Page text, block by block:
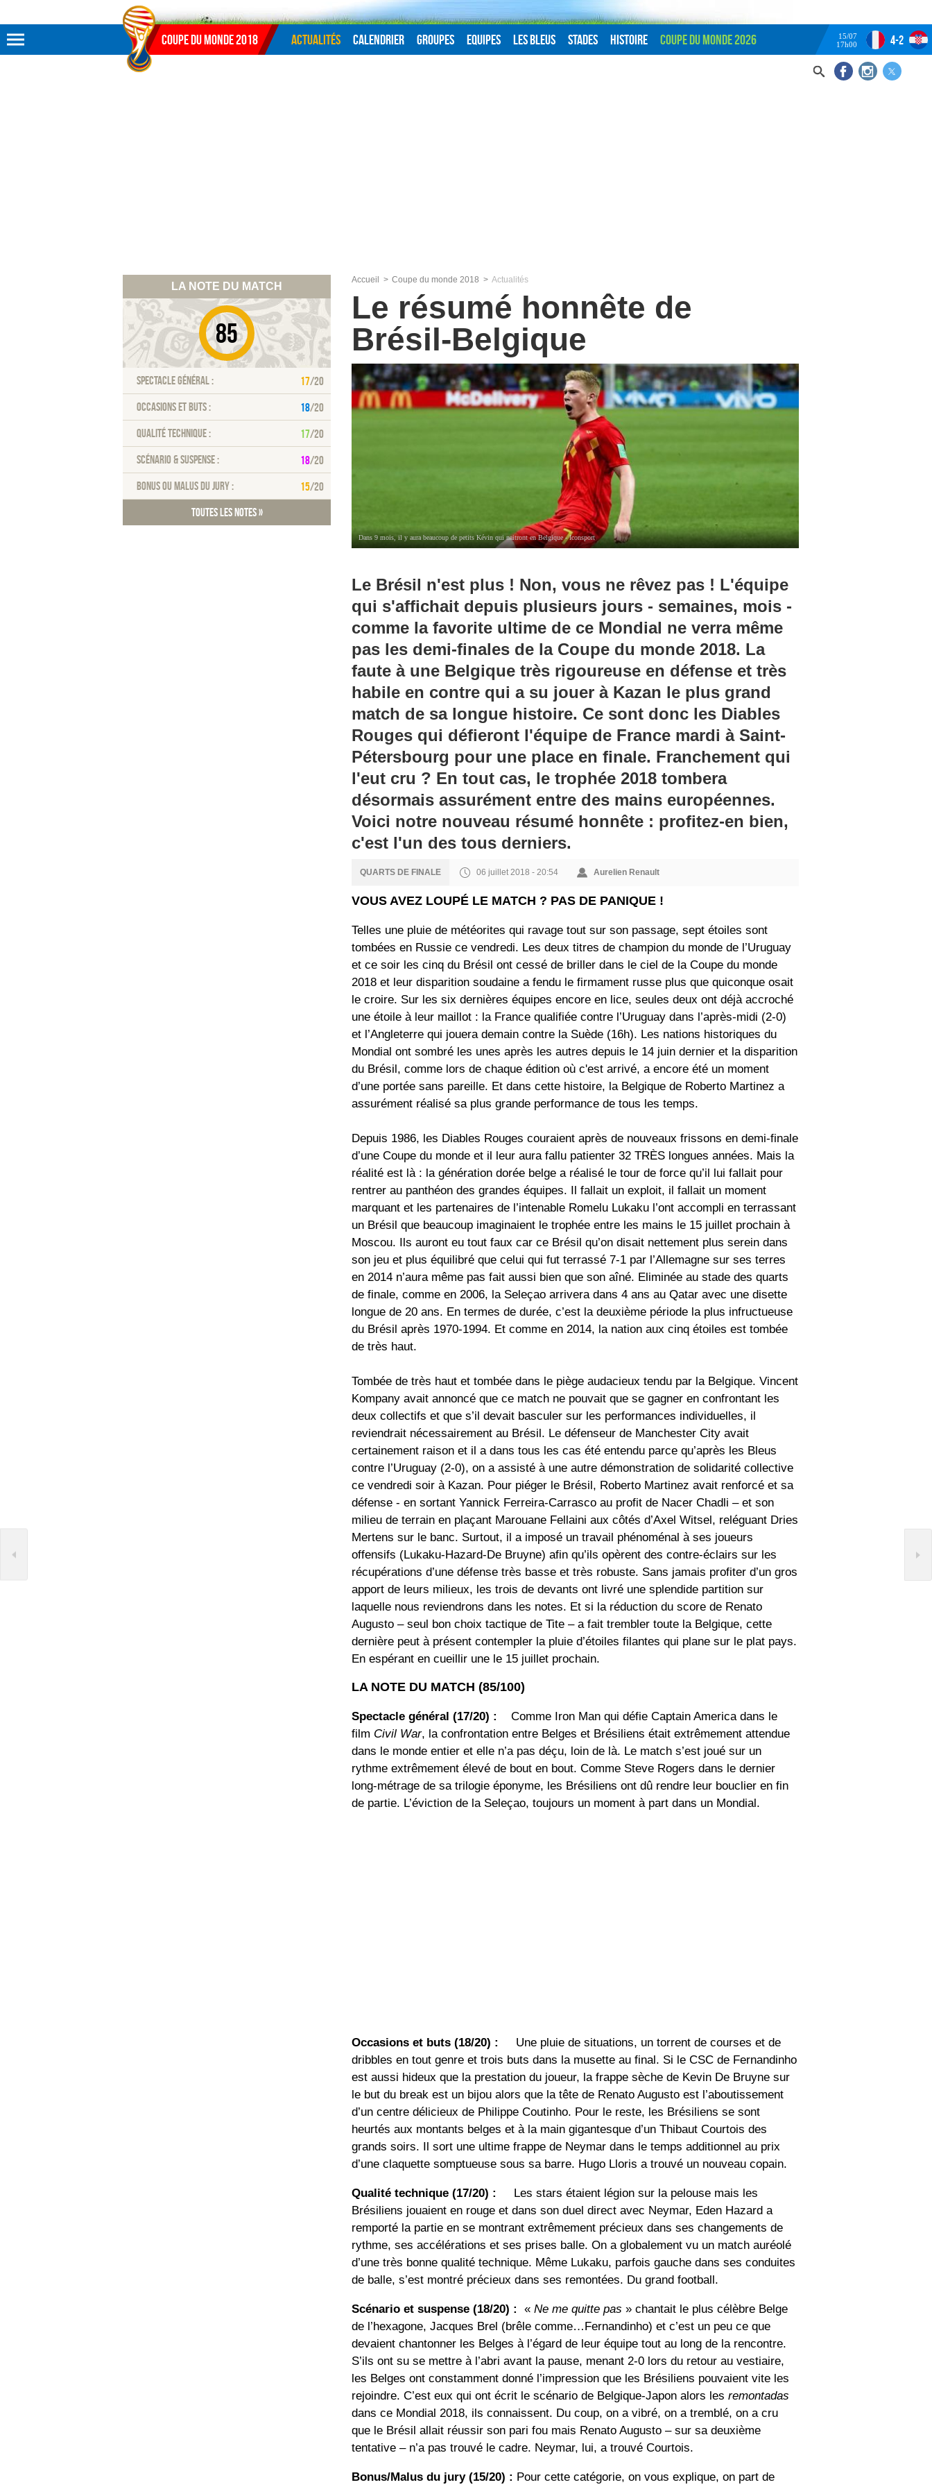
Aller au menu
Coupe du monde 2018 Actualités Calendrier Groupes Equipes Les Bleus Stades Histoire Coupe du monde 2026
15/07
17h00
4-2
LA NOTE DU MATCH
85
Spectacle général : 17/20
Occasions et buts : 18/20
Qualité technique : 17/20
Scénario & Suspense : 18/20
Bonus ou malus du jury : 15/20
Toutes les notes »
Accueil Coupe du monde 2018 Actualités
Le résumé honnête de
Brésil-Belgique
Dans 9 mois, il y aura beaucoup de petits Kévin qui naitront en Belgique - Iconsport
Le Brésil n'est plus ! Non, vous ne rêvez pas ! L'équipe
qui s'affichait depuis plusieurs jours - semaines, mois -
comme la favorite ultime de ce Mondial ne verra même
pas les demi-finales de la Coupe du monde 2018. La
faute à une Belgique très rigoureuse en défense et très
habile en contre qui a su jouer à Kazan le plus grand
match de sa longue histoire. Ce sont donc les Diables
Rouges qui défieront l'équipe de France mardi à Saint-
Pétersbourg pour une place en finale. Franchement qui
l'eut cru ? En tout cas, le trophée 2018 tombera
désormais assurément entre des mains européennes.
Voici notre nouveau résumé honnête : profitez-en bien,
c'est l'un des tous derniers.
QUARTS DE FINALE 06 juillet 2018 - 20:54 Aurelien Renault
VOUS AVEZ LOUPÉ LE MATCH ? PAS DE PANIQUE !
Telles une pluie de météorites qui ravage tout sur son passage, sept étoiles sont
tombées en Russie ce vendredi. Les deux titres de champion du monde de l’Uruguay
et ce soir les cinq du Brésil ont cessé de briller dans le ciel de la Coupe du monde
2018 et leur disparition soudaine a fendu le firmament russe plus que quiconque osait
le croire. Sur les six dernières équipes encore en lice, seules deux ont déjà accroché
une étoile à leur maillot : la France qualifiée contre l’Uruguay dans l’après-midi (2-0)
et l’Angleterre qui jouera demain contre la Suède (16h). Les nations historiques du
Mondial ont sombré les unes après les autres depuis le 14 juin dernier et la disparition
du Brésil, comme lors de chaque édition où c'est arrivé, a encore été un moment
d’une portée sans pareille. Et dans cette histoire, la Belgique de Roberto Martinez a
assurément réalisé sa plus grande performance de tous les temps.
Depuis 1986, les Diables Rouges couraient après de nouveaux frissons en demi-finale
d’une Coupe du monde et il leur aura fallu patienter 32 TRÈS longues années. Mais la
réalité est là : la génération dorée belge a réalisé le tour de force qu’il lui fallait pour
rentrer au panthéon des grandes équipes. Il fallait un exploit, il fallait un moment
marquant et les partenaires de l’intenable Romelu Lukaku l’ont accompli en terrassant
un Brésil que beaucoup imaginaient le trophée entre les mains le 15 juillet prochain à
Moscou. Ils auront eu tout faux car ce Brésil qu’on disait nettement plus serein dans
son jeu et plus équilibré que celui qui fut terrassé 7-1 par l’Allemagne sur ses terres
en 2014 n’aura même pas fait aussi bien que son aîné. Eliminée au stade des quarts
de finale, comme en 2006, la Seleçao arrivera dans 4 ans au Qatar avec une disette
longue de 20 ans. En termes de durée, c’est la deuxième période la plus infructueuse
du Brésil après 1970-1994. Et comme en 2014, la nation aux cinq étoiles est tombée
de très haut.
Tombée de très haut et tombée dans le piège audacieux tendu par la Belgique. Vincent
Kompany avait annoncé que ce match ne pouvait que se gagner en confrontant les
deux collectifs et que s’il devait basculer sur les performances individuelles, il
reviendrait nécessairement au Brésil. Le défenseur de Manchester City avait
certainement raison et il a dans tous les cas été entendu parce qu’après les Bleus
contre l’Uruguay (2-0), on a assisté à une autre démonstration de solidarité collective
ce vendredi soir à Kazan. Pour piéger le Brésil, Roberto Martinez avait renforcé et sa
défense - en sortant Yannick Ferreira-Carrasco au profit de Nacer Chadli – et son
milieu de terrain en plaçant Marouane Fellaini aux côtés d’Axel Witsel, reléguant Dries
Mertens sur le banc. Surtout, il a imposé un travail phénoménal à ses joueurs
offensifs (Lukaku-Hazard-De Bruyne) afin qu’ils opèrent des contre-éclairs sur les
récupérations d’une défense très basse et très robuste. Sans jamais profiter d’un gros
apport de leurs milieux, les trois de devants ont livré une splendide partition sur
laquelle nous reviendrons dans les notes. Et si la réduction du score de Renato
Augusto – seul bon choix tactique de Tite – a fait trembler toute la Belgique, cette
dernière peut à présent contempler la pluie d’étoiles filantes qui plane sur le plat pays.
En espérant en cueillir une le 15 juillet prochain.
LA NOTE DU MATCH (85/100)
Spectacle général (17/20) :
Comme Iron Man qui défie Captain America dans le
film Civil War, la confrontation entre Belges et Brésiliens était extrêmement attendue
dans le monde entier et elle n’a pas déçu, loin de là. Le match s’est joué sur un
rythme extrêmement élevé de bout en bout. Comme Steve Rogers dans le dernier
long-métrage de sa trilogie éponyme, les Brésiliens ont dû rendre leur bouclier en fin
de partie. L’éviction de la Seleçao, toujours un moment à part dans un Mondial.
Occasions et buts (18/20) :
Une pluie de situations, un torrent de courses et de
dribbles en tout genre et trois buts dans la musette au final. Si le CSC de Fernandinho
est aussi hideux que la prestation du joueur, la frappe sèche de Kevin De Bruyne sur
le but du break est un bijou alors que la tête de Renato Augusto est l’aboutissement
d’un centre délicieux de Philippe Coutinho. Pour le reste, les Brésiliens se sont
heurtés aux montants belges et à la main gigantesque d’un Thibaut Courtois des
grands soirs. Il sort une ultime frappe de Neymar dans le temps additionnel au prix
d’une claquette somptueuse sous sa barre. Hugo Lloris a trouvé un nouveau copain.
Qualité technique (17/20) :
Les stars étaient légion sur la pelouse mais les
Brésiliens jouaient en rouge et dans son duel direct avec Neymar, Eden Hazard a
remporté la partie en se montrant extrêmement précieux dans ses changements de
rythme, ses accélérations et ses prises balle. On a globalement vu un match auréolé
d’une très bonne qualité technique. Même Lukaku, parfois gauche dans ses conduites
de balle, s’est montré précieux dans ses remontées. Du grand football.
Scénario et suspense (18/20) : « Ne me quitte pas » chantait le plus célèbre Belge
de l’hexagone, Jacques Brel (brêle comme…Fernandinho) et c’est un peu ce que
devaient chantonner les Belges à l’égard de leur équipe tout au long de la rencontre.
S’ils ont su se mettre à l’abri avant la pause, menant 2-0 lors du retour au vestiaire,
les Belges ont constamment donné l’impression que les Brésiliens pouvaient vite les
rejoindre. C’est eux qui ont écrit le scénario de Belgique-Japon alors les remontadas
dans ce Mondial 2018, ils connaissent. Du coup, on a vibré, on a tremblé, on a cru
que le Brésil allait réussir son pari fou mais Renato Augusto – sur sa deuxième
tentative – n’a pas trouvé le cadre. Neymar, lui, a trouvé Courtois.
Bonus/Malus du jury (15/20) : Pour cette catégorie, on vous explique, on part de